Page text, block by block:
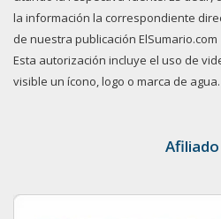
la información la correspondiente
de nuestra publicación ElSumario.com
Esta autorización incluye el uso de
visible un ícono, logo o marca de agua.
Afiliado